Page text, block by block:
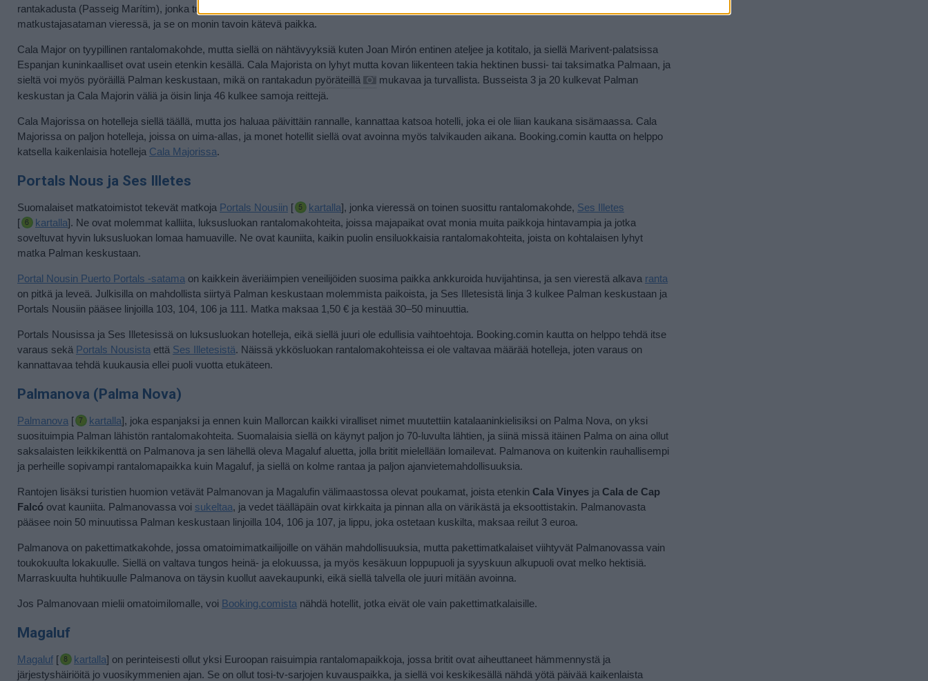
rantakadusta (Passeig Marítim), jonka tuntumassa on paljon kauppoja, ravintoloita ja yöelämää. Se on myös aivan
matkustajasataman vieressä, ja se on monin tavoin kätevä paikka.
Cala Major on tyypillinen rantalomakohde, mutta siellä on nähtävyyksiä kuten Joan Mirón entinen ateljee ja kotitalo, ja siellä Marivent-palatsissa
Espanjan kuninkaalliset ovat usein etenkin kesällä. Cala Majorista on lyhyt mutta kovan liikenteen takia hektinen bussi- tai taksimatka Palmaan, ja
sieltä voi myös pyöräillä Palman keskustaan, mikä on rantakadun pyöräteillä
mukavaa ja turvallista. Busseista 3 ja 20 kulkevat Palman
keskustan ja Cala Majorin väliä ja öisin linja 46 kulkee samoja reittejä.
Cala Majorissa on hotelleja siellä täällä, mutta jos haluaa päivittäin rannalle, kannattaa katsoa hotelli, joka ei ole liian kaukana sisämaassa. Cala
Majorissa on paljon hotelleja, joissa on uima-allas, ja monet hotellit siellä ovat avoinna myös talvikauden aikana. Booking.comin kautta on helppo
katsella kaikenlaisia hotelleja Cala Majorissa.
Portals Nous ja Ses Illetes
Suomalaiset matkatoimistot tekevät matkoja Portals Nousiin [ kartalla], jonka vieressä on toinen suosittu rantalomakohde, Ses Illetes
[
kartalla]. Ne ovat molemmat kalliita, luksusluokan rantalomakohteita, joissa majapaikat ovat monia muita paikkoja hintavampia ja jotka
soveltuvat hyvin luksusluokan lomaa hamuaville. Ne ovat kauniita, kaikin puolin ensiluokkaisia rantalomakohteita, joista on kohtalaisen lyhyt
matka Palman keskustaan.
Portal Nousin Puerto Portals -satama on kaikkein äveriäimpien veneilijöiden suosima paikka ankkuroida huvijahtinsa, ja sen vierestä alkava ranta
on pitkä ja leveä. Julkisilla on mahdollista siirtyä Palman keskustaan molemmista paikoista, ja Ses Illetesistä linja 3 kulkee Palman keskustaan ja
Portals Nousiin pääsee linjoilla 103, 104, 106 ja 111. Matka maksaa 1,50 € ja kestää 30–50 minuuttia.
Portals Nousissa ja Ses Illetesissä on luksusluokan hotelleja, eikä siellä juuri ole edullisia vaihtoehtoja. Booking.comin kautta on helppo tehdä itse
varaus sekä Portals Nousista että Ses Illetesistä. Näissä ykkösluokan rantalomakohteissa ei ole valtavaa määrää hotelleja, joten varaus on
kannattavaa tehdä kuukausia ellei puoli vuotta etukäteen.
Palmanova (Palma Nova)
Palmanova [ kartalla], joka espanjaksi ja ennen kuin Mallorcan kaikki viralliset nimet muutettiin katalaaninkielisiksi on Palma Nova, on yksi
suosituimpia Palman lähistön rantalomakohteita. Suomalaisia siellä on käynyt paljon jo 70-luvulta lähtien, ja siinä missä itäinen Palma on aina ollut
saksalaisten leikkikenttä on Palmanova ja sen lähellä oleva Magaluf aluetta, jolla britit mielellään lomailevat. Palmanova on kuitenkin rauhallisempi
ja perheille sopivampi rantalomapaikka kuin Magaluf, ja siellä on kolme rantaa ja paljon ajanvietemahdollisuuksia.
Rantojen lisäksi turistien huomion vetävät Palmanovan ja Magalufin välimaastossa olevat poukamat, joista etenkin Cala Vinyes ja Cala de Cap
Falcó ovat kauniita. Palmanovassa voi sukeltaa, ja vedet täälläpäin ovat kirkkaita ja pinnan alla on värikästä ja eksoottistakin. Palmanovasta
pääsee noin 50 minuutissa Palman keskustaan linjoilla 104, 106 ja 107, ja lippu, joka ostetaan kuskilta, maksaa reilut 3 euroa.
Palmanova on pakettimatkakohde, jossa omatoimimatkailijoille on vähän mahdollisuuksia, mutta pakettimatkalaiset viihtyvät Palmanovassa vain
toukokuulta lokakuulle. Siellä on valtava tungos heinä- ja elokuussa, ja myös kesäkuun loppupuoli ja syyskuun alkupuoli ovat melko hektisiä.
Marraskuulta huhtikuulle Palmanova on täysin kuollut aavekaupunki, eikä siellä talvella ole juuri mitään avoinna.
Jos Palmanovaan mielii omatoimilomalle, voi Booking.comista nähdä hotellit, jotka eivät ole vain pakettimatkalaisille.
Magaluf
Magaluf [ kartalla] on perinteisesti ollut yksi Euroopan raisuimpia rantalomapaikkoja, jossa britit ovat aiheuttaneet hämmennystä ja
järjestyshäiriöitä jo vuosikymmenien ajan. Se on ollut tosi-tv-sarjojen kuvauspaikka, ja siellä voi keskikesällä nähdä yötä päivää kaikenlaista